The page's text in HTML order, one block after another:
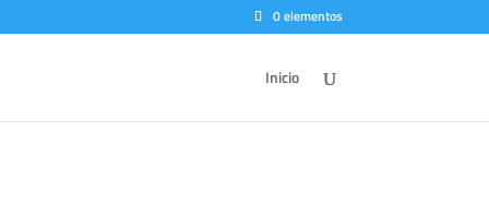
0 elementos
Inicio